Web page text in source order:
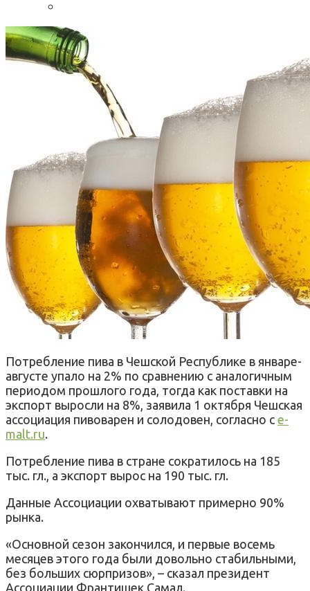
Потребление пива в Чешской Республике в январе-
августе упало на 2% по сравнению с аналогичным
периодом прошлого года, тогда как поставки на
экспорт выросли на 8%, заявила 1 октября Чешская
ассоциация пивоварен и солодовен, согласно с e-
malt.ru.
Потребление пива в стране сократилось на 185
тыс. гл., а экспорт вырос на 190 тыс. гл.
Данные Ассоциации охватывают примерно 90%
рынка.
«Основной сезон закончился, и первые восемь
месяцев этого года были довольно стабильными,
без больших сюрпризов», – сказал президент
Ассоциации Франтишек Самал.